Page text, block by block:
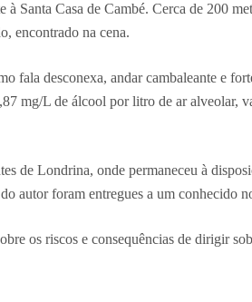
Santa Casa de Cambé. Cerca de 200
encontrado na cena.
fala desconexa, andar cambaleante e
mg/L de álcool por litro de ar alveolar,
de Londrina, onde permaneceu à
autor foram entregues a um conhecido
os riscos e consequências de dirigir